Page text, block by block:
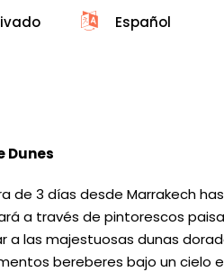
Español
Dunes
de 3 días desde Marrakech
a través de pintorescos
a las majestuosas dunas
bereberes bajo un cielo